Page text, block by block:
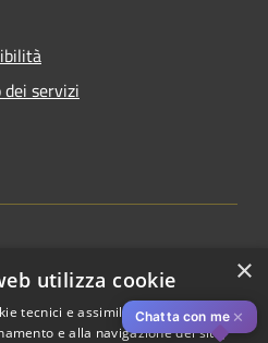
servizi
Chatta con me ✕
×
utilizza cookie
tecnici e assimilati strettamente
e alla navigazione del sito,